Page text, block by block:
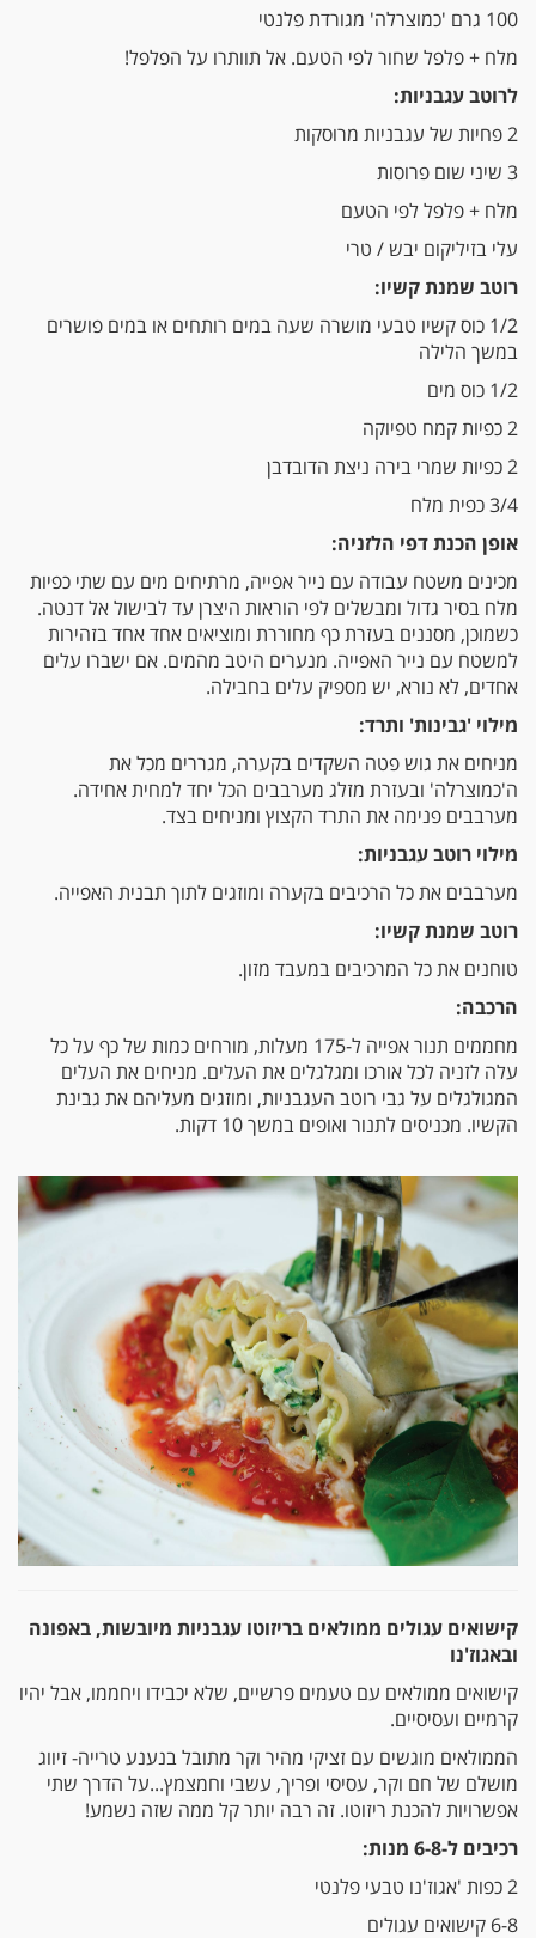
100 גרם 'כמוצרלה' מגורדת פלנטי
מלח + פלפל שחור לפי הטעם. אל תוותרו על הפלפל!
לרוטב עגבניות:
2 פחיות של עגבניות מרוסקות
3 שיני שום פרוסות
מלח + פלפל לפי הטעם
עלי בזיליקום יבש / טרי
רוטב שמנת קשיו:
1/2 כוס קשיו טבעי מושרה שעה במים רותחים או במים פושרים
במשך הלילה
1/2 כוס מים
2 כפיות קמח טפיוקה
2 כפיות שמרי בירה ניצת הדובדבן
3/4 כפית מלח
אופן הכנת דפי הלזניה:
מכינים משטח עבודה עם נייר אפייה, מרתיחים מים עם שתי כפיות
מלח בסיר גדול ומבשלים לפי הוראות היצרן עד לבישול אל דנטה.
כשמוכן, מסננים בעזרת כף מחוררת ומוציאים אחד אחד בזהירות
למשטח עם נייר האפייה. מנערים היטב מהמים. אם ישברו עלים
אחדים, לא נורא, יש מספיק עלים בחבילה.
מילוי 'גבינות' ותרד:
מניחים את גוש פטה השקדים בקערה, מגררים מכל את
ה'כמוצרלה' ובעזרת מזלג מערבבים הכל יחד למחית אחידה.
מערבבים פנימה את התרד הקצוץ ומניחים בצד.
מילוי רוטב עגבניות:
מערבבים את כל הרכיבים בקערה ומוזגים לתוך תבנית האפייה.
רוטב שמנת קשיו:
טוחנים את כל המרכיבים במעבד מזון.
הרכבה:
מחממים תנור אפייה ל-175 מעלות, מורחים כמות של כף על כל
עלה לזניה לכל אורכו ומגלגלים את העלים. מניחים את העלים
המגולגלים על גבי רוטב העגבניות, ומוזגים מעליהם את גבינת
הקשיו. מכניסים לתנור ואופים במשך 10 דקות.
קישואים עגולים ממולאים בריזוטו עגבניות מיובשות, באפונה
ובאגוז'נו
קישואים ממולאים עם טעמים פרשיים, שלא יכבידו ויחממו, אבל יהיו
קרמיים ועסיסיים.
הממולאים מוגשים עם זציקי מהיר וקר מתובל בנענע טרייה- זיווג
מושלם של חם וקר, עסיסי ופריך, עשבי וחמצמץ...על הדרך שתי
אפשרויות להכנת ריזוטו. זה רבה יותר קל ממה שזה נשמע!
רכיבים ל-6-8 מנות:
2 כפות 'אגוז'נו טבעי פלנטי
6-8 קישואים עגולים